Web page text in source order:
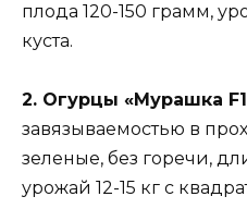
плода 120-150 грамм,
куста.
2. Огурцы «Мурашка
завязываемостью в
зеленые, без горечи,
урожай 12-15 кг с